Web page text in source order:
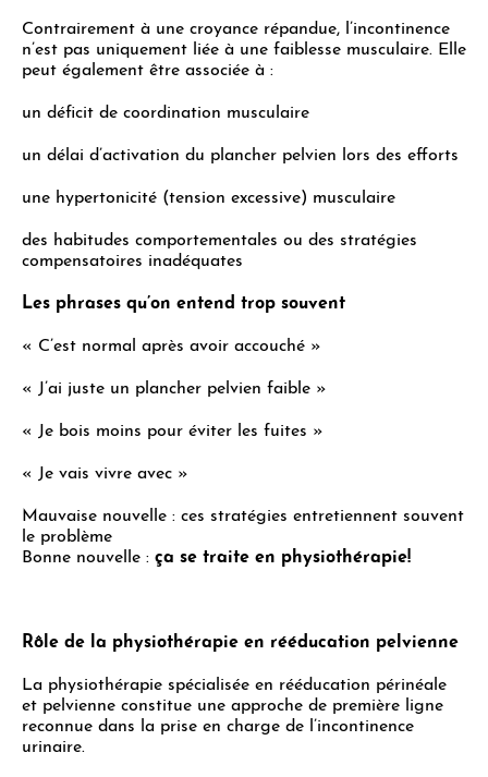
Contrairement à une croyance répandue, l’incontinence
n’est pas uniquement liée à une faiblesse musculaire. Elle
peut également être associée à :
un déficit de coordination musculaire
un délai d’activation du plancher pelvien lors des efforts
une hypertonicité (tension excessive) musculaire
des habitudes comportementales ou des stratégies
compensatoires inadéquates
Les phrases qu’on entend trop souvent
« C’est normal après avoir accouché »
« J’ai juste un plancher pelvien faible »
« Je bois moins pour éviter les fuites »
« Je vais vivre avec »
Mauvaise nouvelle : ces stratégies entretiennent souvent
le problème
Bonne nouvelle : ça se traite en physiothérapie!
Rôle de la physiothérapie en rééducation pelvienne
La physiothérapie spécialisée en rééducation périnéale
et pelvienne constitue une approche de première ligne
reconnue dans la prise en charge de l’incontinence
urinaire.